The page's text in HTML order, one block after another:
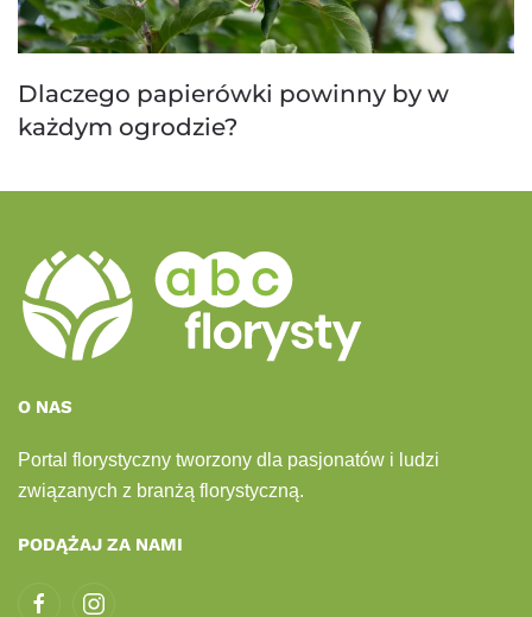
Dlaczego papierówki powinny by w
każdym ogrodzie?
O NAS
Portal florystyczny tworzony dla pasjonatów i ludzi
związanych z branżą florystyczną.
PODĄŻAJ ZA NAMI